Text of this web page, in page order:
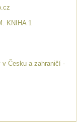
KNIHA 1
v Česku a zahraničí -